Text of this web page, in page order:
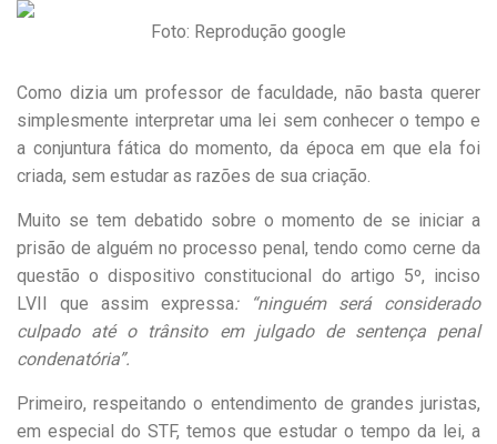
Foto: Reprodução google
Como dizia um professor de faculdade, não basta querer
simplesmente interpretar uma lei sem conhecer o tempo e
a conjuntura fática do momento, da época em que ela foi
criada, sem estudar as razões de sua criação.
Muito se tem debatido sobre o momento de se iniciar a
prisão de alguém no processo penal, tendo como cerne da
questão o dispositivo constitucional do artigo 5º, inciso
LVII que assim expressa: “ninguém será considerado
culpado até o trânsito em julgado de sentença penal
condenatória”.
Primeiro, respeitando o entendimento de grandes juristas,
em especial do STF, temos que estudar o tempo da lei, a